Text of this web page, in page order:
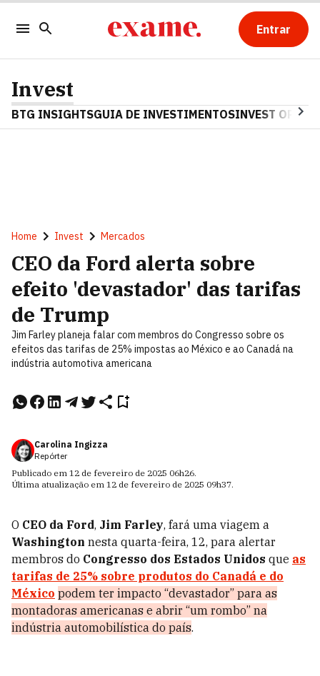
Entrar
Invest
BTG INSIGHTSGUIA DE INVESTIMENTOSINVEST OPINA
Home Invest Mercados
CEO da Ford alerta sobre
efeito 'devastador' das tarifas
de Trump
Jim Farley planeja falar com membros do Congresso sobre os
efeitos das tarifas de 25% impostas ao México e ao Canadá na
indústria automotiva americana
Carolina Ingizza
Repórter
Publicado em 12 de fevereiro de 2025 06h26.
Última atualização em 12 de fevereiro de 2025 09h37.
O CEO da Ford, Jim Farley, fará uma viagem a
Washington nesta quarta-feira, 12, para alertar
membros do Congresso dos Estados Unidos que as
tarifas de 25% sobre produtos do Canadá e do
México podem ter impacto “devastador” para as
montadoras americanas e abrir “um rombo” na
indústria automobilística do país.